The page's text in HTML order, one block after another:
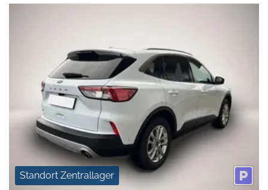
Standort Zentrallager